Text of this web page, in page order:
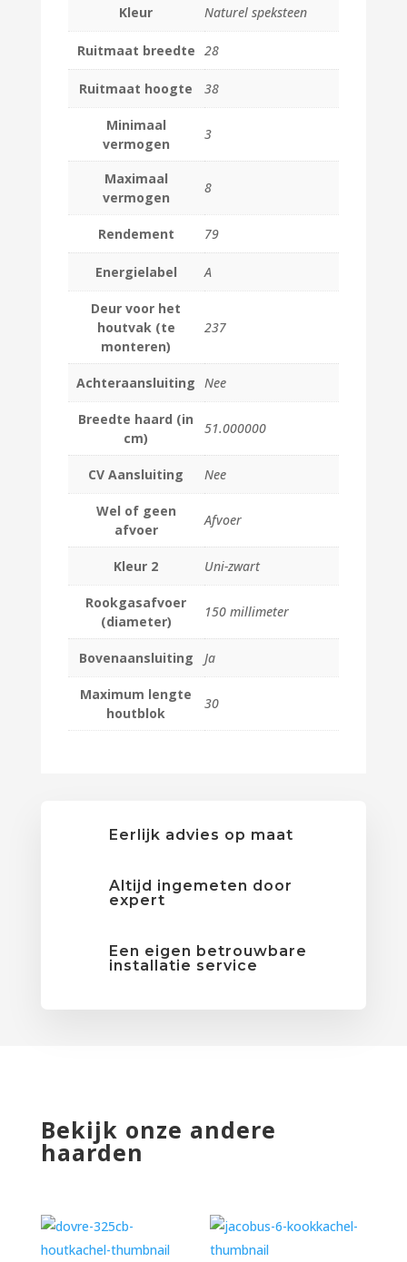
Kleur Naturel speksteen
Ruitmaat breedte 28
Ruitmaat hoogte 38
Minimaal
vermogen
3
Maximaal
vermogen
8
Rendement 79
Energielabel A
Deur voor het
houtvak (te
monteren)
237
Achteraansluiting Nee
Breedte haard (in
cm)
51.000000
CV Aansluiting Nee
Wel of geen
afvoer
Afvoer
Kleur 2 Uni-zwart
Rookgasafvoer
(diameter)
150 millimeter
Bovenaansluiting Ja
Maximum lengte
houtblok
30
Eerlijk advies op maat
Altijd ingemeten door
expert
Een eigen betrouwbare
installatie service
Bekijk onze andere
haarden